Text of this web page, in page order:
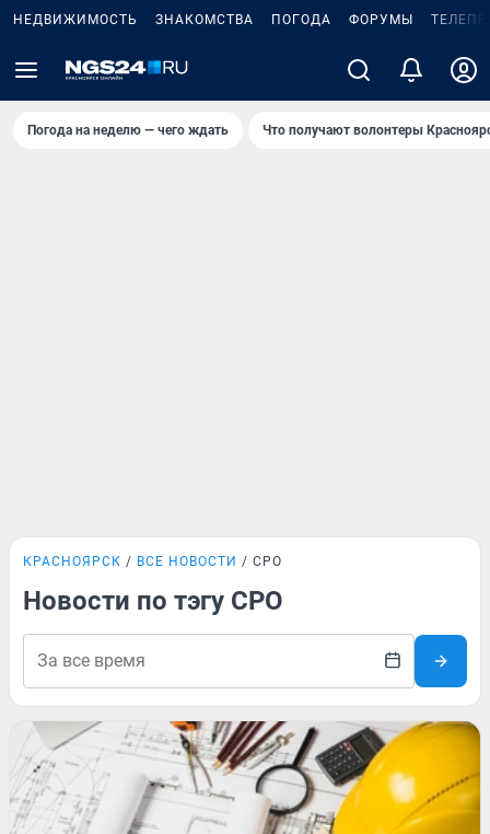
НЕДВИЖИМОСТЬ ЗНАКОМСТВА ПОГОДА ФОРУМЫ
Погода на неделю — чего ждать Что получают волонтеры
КРАСНОЯРСК ВСЕ НОВОСТИ СРО
Новости по тэгу СРО